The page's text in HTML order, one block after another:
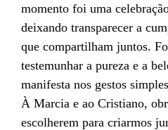
momento foi uma
deixando transparecer a
que compartilham juntos.
testemunhar a pureza e a
manifesta nos gestos
À Marcia e ao Cristiano,
escolherem para criarmos